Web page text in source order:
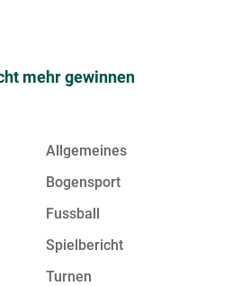
mehr gewinnen
Allgemeines
Bogensport
Fussball
Spielbericht
Turnen